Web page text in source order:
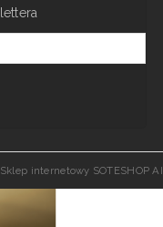
Sklep internetowy SOTESHOP AI